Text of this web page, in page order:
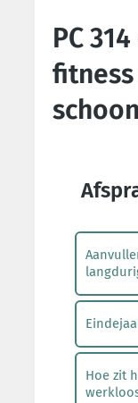
PC
fitness
Hoe zit